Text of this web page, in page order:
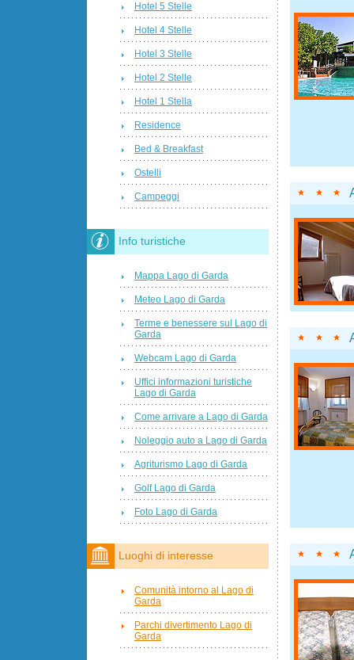
Hotel 5 Stelle
Hotel 4 Stelle
Hotel 3 Stelle
Hotel 2 Stelle
Hotel 1 Stella
Residence
Bed & Breakfast
Ostelli
Campeggi
Info turistiche
Mappa Lago di Garda
Meteo Lago di Garda
Terme e benessere sul Lago di
Garda
Webcam Lago di Garda
Uffici informazioni turistiche
Lago di Garda
Come arrivare a Lago di Garda
Noleggio auto a Lago di Garda
Agriturismo Lago di Garda
Golf Lago di Garda
Foto Lago di Garda
Luoghi di interesse
Comunità intorno al Lago di
Garda
Parchi divertimento Lago di
Garda